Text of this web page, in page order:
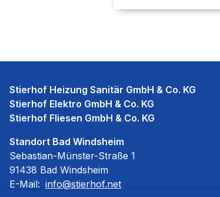
Stierhof Heizung Sanitär GmbH & Co. KG
Stierhof Elektro GmbH & Co. KG
Stierhof Fliesen GmbH & Co. KG
Standort Bad Windsheim
Sebastian-Münster-Straße 1
91438 Bad Windsheim
E-Mail: info@stierhof.net